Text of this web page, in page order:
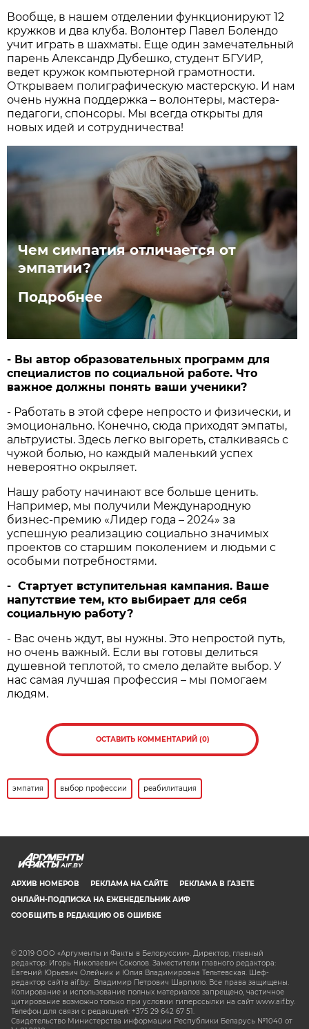
Вообще, в нашем отделении функционируют 12
кружков и два клуба. Волонтер Павел Болендо
учит играть в шахматы. Еще один замечательный
парень Александр Дубешко, студент БГУИР,
ведет кружок компьютерной грамотности.
Открываем полиграфическую мастерскую. И нам
очень нужна поддержка – волонтеры, мастера-
педагоги, спонсоры. Мы всегда открыты для
новых идей и сотрудничества!
Чем симпатия отличается от
эмпатии?
Подробнее
- Вы автор образовательных программ для
специалистов по социальной работе. Что
важное должны понять ваши ученики?
- Работать в этой сфере непросто и физически, и
эмоционально. Конечно, сюда приходят эмпаты,
альтруисты. Здесь легко выгореть, сталкиваясь с
чужой болью, но каждый маленький успех
невероятно окрыляет.
Нашу работу начинают все больше ценить.
Например, мы получили Международную
бизнес-премию «Лидер года – 2024» за
успешную реализацию социально значимых
проектов со старшим поколением и людьми с
особыми потребностями.
- Стартует вступительная кампания. Ваше
напутствие тем, кто выбирает для себя
социальную работу?
- Вас очень ждут, вы нужны. Это непростой путь,
но очень важный. Если вы готовы делиться
душевной теплотой, то смело делайте выбор. У
нас самая лучшая профессия – мы помогаем
людям.
ОСТАВИТЬ КОММЕНТАРИЙ (0)
эмпатия выбор профессии реабилитация
AIF.BY
АРХИВ НОМЕРОВ РЕКЛАМА НА САЙТЕ
РЕКЛАМА В ГАЗЕТЕ
ОНЛАЙН-ПОДПИСКА НА ЕЖЕНЕДЕЛЬНИК АИФ
СООБЩИТЬ В РЕДАКЦИЮ ОБ ОШИБКЕ
© 2019 ООО «Аргументы и Факты в Белоруссии». Директор, главный
редактор: Игорь Николаевич Соколов. Заместители главного редактора:
Евгений Юрьевич Олейник и Юлия Владимировна Тельтевская. Шеф-
редактор сайта aif.by: Владимир Петрович Шарпило. Все права защищены.
Копирование и использование полных материалов запрещено, частичное
цитирование возможно только при условии гиперссылки на сайт www.aif.by.
Телефон для связи с редакцией: +375 29 642 67 51.
Свидетельство Министерства информации Республики Беларусь №1040 от